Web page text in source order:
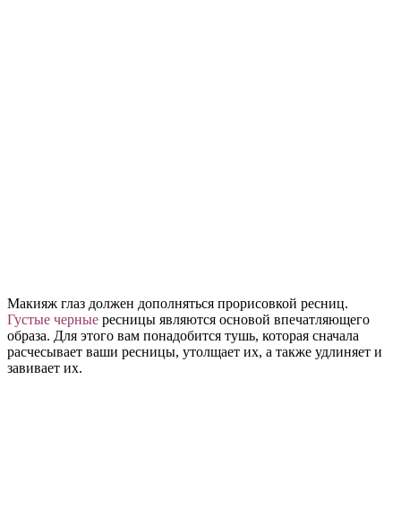
Макияж глаз должен дополняться прорисовкой ресниц.
Густые черные ресницы являются основой впечатляющего
образа. Для этого вам понадобится тушь, которая сначала
расчесывает ваши ресницы, утолщает их, а также удлиняет и
завивает их.